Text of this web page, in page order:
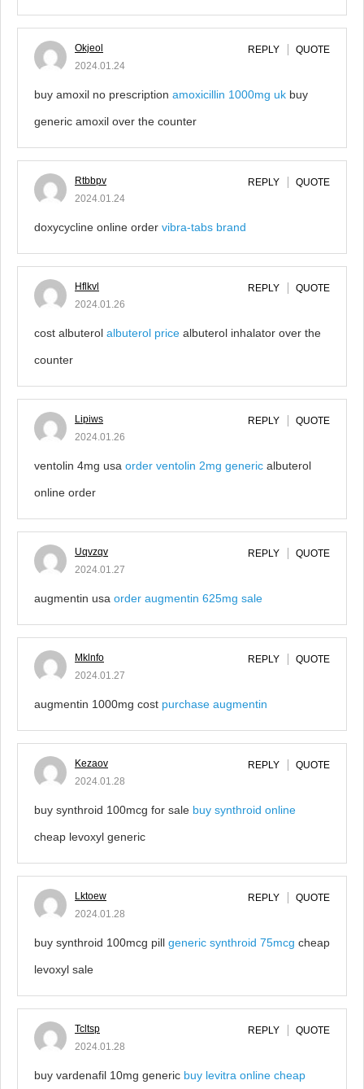
Okjeol
2024.01.24
REPLY QUOTE
buy amoxil no prescription amoxicillin 1000mg uk buy
generic amoxil over the counter
Rtbbpv
2024.01.24
REPLY QUOTE
doxycycline online order vibra-tabs brand
Hflkvl
2024.01.26
REPLY QUOTE
cost albuterol albuterol price albuterol inhalator over the
counter
Lipiws
2024.01.26
REPLY QUOTE
ventolin 4mg usa order ventolin 2mg generic albuterol
online order
Uqvzqv
2024.01.27
REPLY QUOTE
augmentin usa order augmentin 625mg sale
Mklnfo
2024.01.27
REPLY QUOTE
augmentin 1000mg cost purchase augmentin
Kezaov
2024.01.28
REPLY QUOTE
buy synthroid 100mcg for sale buy synthroid online
cheap levoxyl generic
Lktoew
2024.01.28
REPLY QUOTE
buy synthroid 100mcg pill generic synthroid 75mcg cheap
levoxyl sale
Tcltsp
2024.01.28
REPLY QUOTE
buy vardenafil 10mg generic buy levitra online cheap